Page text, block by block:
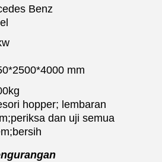
Benz
mm
hopper; lembaran
dan uji semua